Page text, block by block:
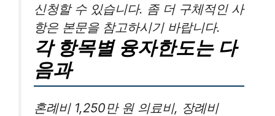
신청할 수 있습니다. 좀 더 구체적인 사
항은 본문을 참고하시기 바랍니다.
각 항목별 융자한도는 다
음과
혼례비 1,250만 원 의료비, 장례비